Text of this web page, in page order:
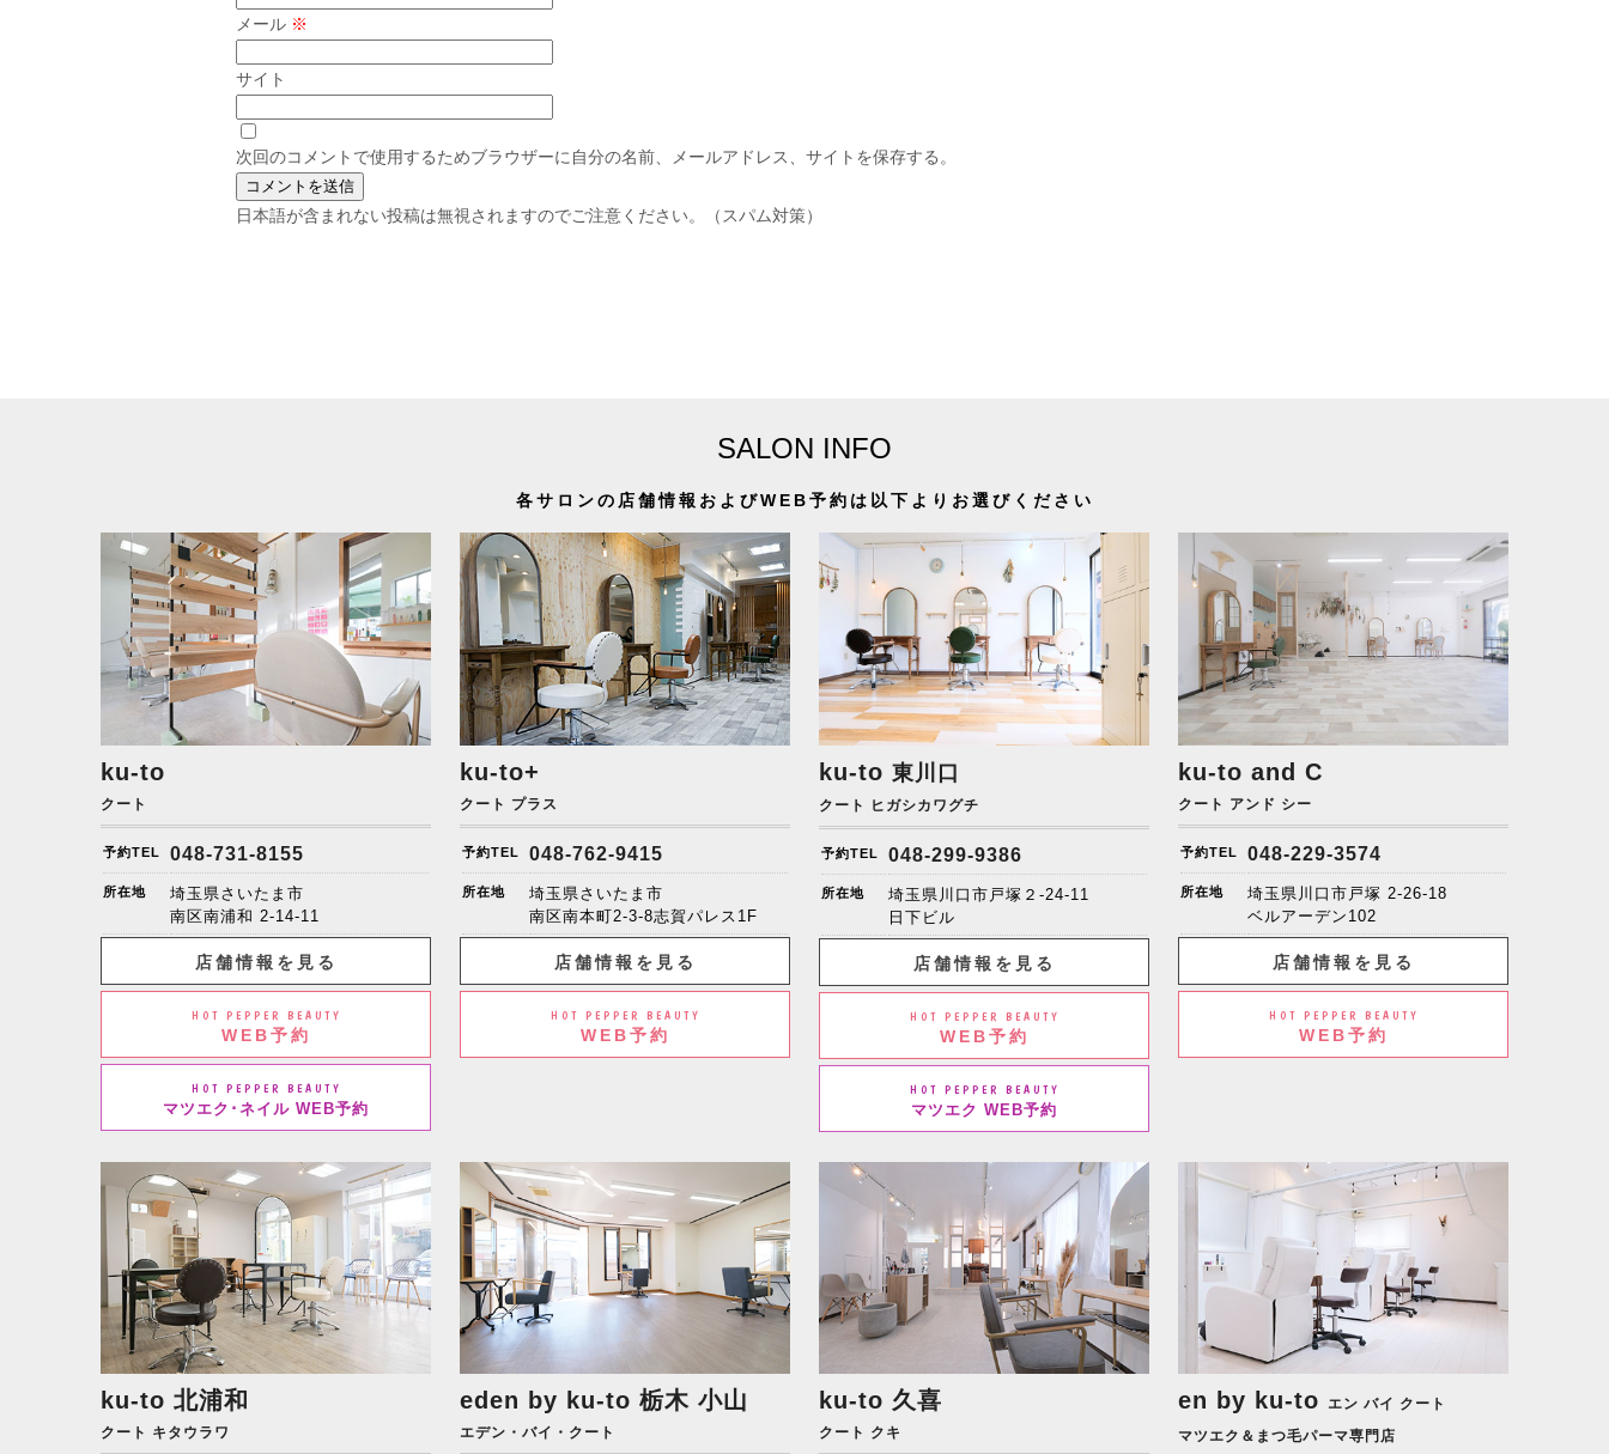
メール ※
サイト
次回のコメントで使用するためブラウザーに自分の名前、メールアドレス、サイトを保存する。
日本語が含まれない投稿は無視されますのでご注意ください。（スパム対策）
SALON INFO
各サロンの店舗情報およびWEB予約は以下よりお選びください
ku-to
クート
予約TEL 048-731-8155
所在地
埼玉県さいたま市
南区南浦和 2-14-11
店舗情報を見る
HOT PEPPER BEAUTY
WEB予約
HOT PEPPER BEAUTY
マツエク･ネイル WEB予約
ku-to+
クート プラス
予約TEL 048-762-9415
所在地
埼玉県さいたま市
南区南本町2-3-8志賀パレス1F
店舗情報を見る
HOT PEPPER BEAUTY
WEB予約
ku-to 東川口
クート ヒガシカワグチ
予約TEL 048-299-9386
所在地
埼玉県川口市戸塚２-24-11
日下ビル
店舗情報を見る
HOT PEPPER BEAUTY
WEB予約
HOT PEPPER BEAUTY
マツエク WEB予約
ku-to and C
クート アンド シー
予約TEL 048-229-3574
所在地
埼玉県川口市戸塚 2-26-18
ベルアーデン102
店舗情報を見る
HOT PEPPER BEAUTY
WEB予約
ku-to 北浦和
クート キタウラワ
eden by ku-to 栃木 小山
エデン・バイ・クート
ku-to 久喜
クート クキ
en by ku-to
エン バイ クート
マツエク＆まつ毛パーマ専門店